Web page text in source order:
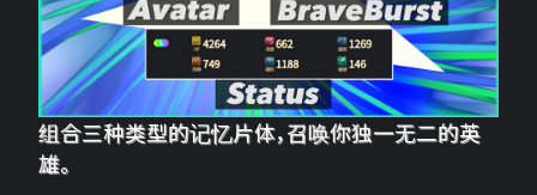
组合三种类型的记忆片体，召唤你独一无二的英
雄。